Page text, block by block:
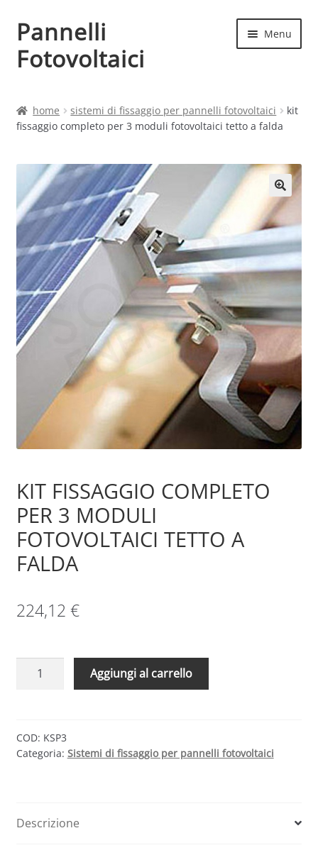
Vai
alla
navigazione
Vai
al
contenuto
Pannelli
Fotovoltaici
Menu
Cart
Checkout
Chi siamo
Contatti
My account
Produttori
Sample Page
home sistemi di fissaggio per pannelli fotovoltaici
kit
fissaggio completo per 3 moduli fotovoltaici tetto a falda
KIT FISSAGGIO COMPLETO
PER 3 MODULI
FOTOVOLTAICI TETTO A
FALDA
224,12 €
3
MODULI
FALDA
Aggiungi al carrello
COD: KSP3
Categoria: Sistemi di fissaggio per pannelli fotovoltaici
Descrizione